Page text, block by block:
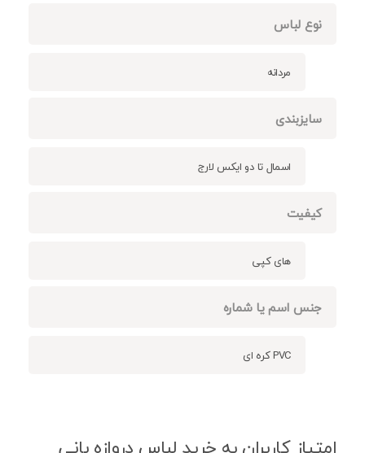
نوع لباس
مردانه
سایزبندی
اسمال تا دو ایکس لارج
کیفیت
های کپی
جنس اسم یا شماره
PVC کره ای